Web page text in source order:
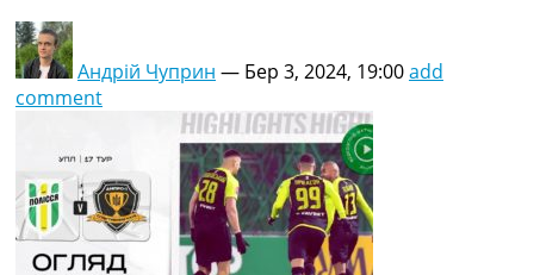
Андрій Чуприн — Бер 3, 2024, 19:00add
comment